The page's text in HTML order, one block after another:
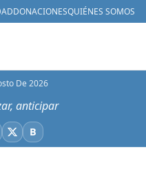
DONACIONESQUIÉNES SOMOS
De 2026
anticipar
X BBluesky